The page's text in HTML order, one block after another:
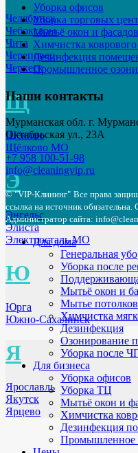
Челябинск
Чебоксары
Чита
Череповец
Черкеск
Щ
Щёкино
Щёлково МО
Э
Энгельс
Элиста
Электросталь МО
Ю
Юрга
Южно-Сахалинск
Я
Ярославль
Якутск
Ярцево
Уборка офисов
Уборка торговых
Мытьё окон и фасадов
Химчистка
Дезинфекция
Промышленное
Наши контакты
Мурманская обл. г.
Октябрьская ул., 23А
+7 958 100-51-98
info@cleaningvip.ru
© "VIP-Клининг" Все права
ссылка на источник
Администратор сайта:
Для дома
Генеральная
Уборка после
Мытьё окон и
Мытье потолков
Химчистка
Дезинфекция
Озонирование
Уборка после
Для бизнеса
Уборка офисов
Уборка ТЦ
Мытьё окон и
Химчистка
Дезинфекция
Промышленное